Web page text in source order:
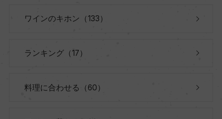
ワインのキホン（133）
ランキング（17）
料理に合わせる（60）